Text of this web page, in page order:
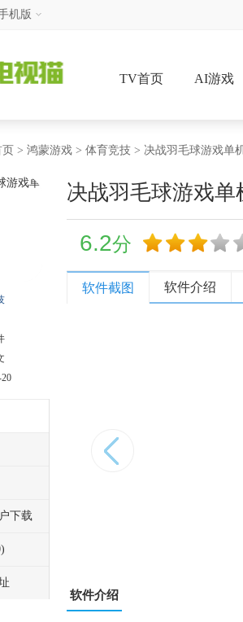
机版
TV首页 AI游戏
> 鸿蒙游戏 > 体育竞技 > 决战羽毛球游戏单
下载
决战羽毛球游戏单
6.2分
软件截图 软件介绍
软件介绍